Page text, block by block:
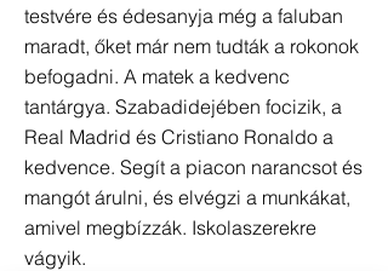
testvére és édesanyja még a faluban
maradt, őket már nem tudták a rokonok
befogadni. A matek a kedvenc
tantárgya. Szabadidejében focizik, a
Real Madrid és Cristiano Ronaldo a
kedvence. Segít a piacon narancsot és
mangót árulni, és elvégzi a munkákat,
amivel megbízzák. Iskolaszerekre
vágyik.